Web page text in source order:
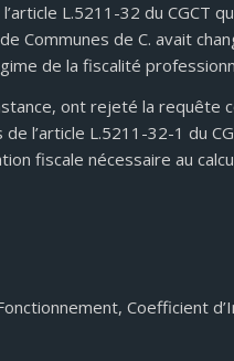
L.5211-32 du CGCT
Communes de C. avait
de la fiscalité
ont rejeté la requête
l’article L.5211-32-1 du
fiscale nécessaire au
Coefficient